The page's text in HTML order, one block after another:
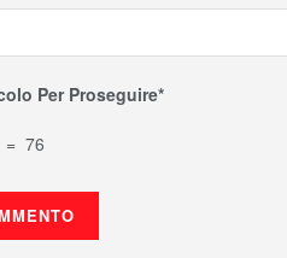
Per Proseguire*
= 76